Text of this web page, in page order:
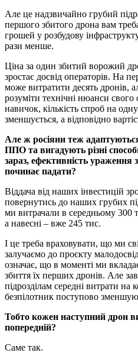
Але це надзвичайно грубий
першого збитого дрона вам
грошей у розбудову
рази менше.
Ціна за один збитий ворожий
зростає досвід операторів. На
може витратити десять дронів,
розуміти технічні нюанси
навичок, кількість спроб на
зменшується, а відповідно
Але ж росіяни теж
ППО та вигадують різні
зараз, ефективність ураження
починає падати?
Віддача від наших інвестицій
повернутись до наших грубих
ми витрачали в середньому 300
а навесні – вже 245 тис.
І це треба враховувати, що ми
залучаємо до проєкту
означає, що в моменті ми
збиття їх перших дронів. Але
підрозділам середні витрати на
безпілотник поступово
Тобто кожен наступний дрон
попередній?
Саме так.